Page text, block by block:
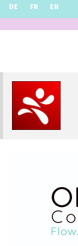
DE FR EN